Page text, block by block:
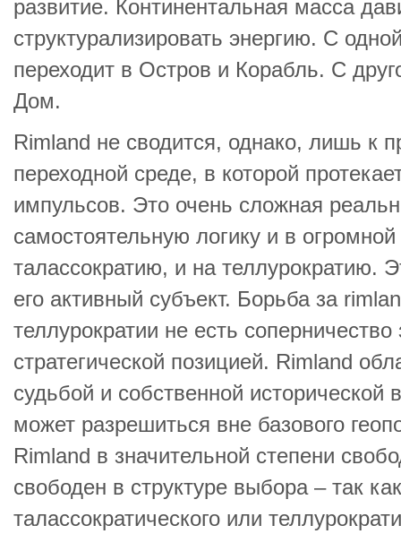
развитие. Континентальная масса
структурализировать энергию. С
переходит в Остров и Корабль. С
Дом.
Rimland не сводится, однако, лишь к
переходной среде, в которой
импульсов. Это очень сложная
самостоятельную логику и в
талассократию, и на теллурократию.
его активный субъект. Борьба за
теллурократии не есть
стратегической позицией. Rimland
судьбой и собственной исторической
может разрешиться вне базового
Rimland в значительной степени
свободен в структуре выбора – так
талассократического или